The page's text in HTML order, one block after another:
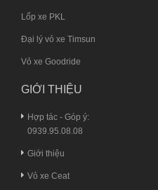
Lốp xe PKL
Đại lý vỏ xe Timsun
Vỏ xe Goodride
GIỚI THIỆU
Hợp tác - Góp ý:
0939.95.08.08
Giới thiệu
Vỏ xe Ceat